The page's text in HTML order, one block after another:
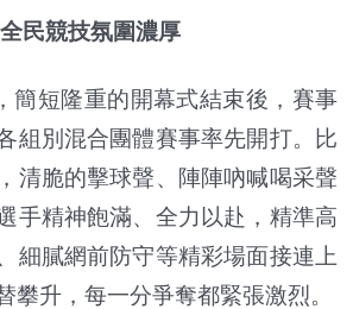
民競技氛圍濃厚
短隆重的開幕式結束後，賽事
組別混合團體賽事率先開打。比
清脆的擊球聲、陣陣吶喊喝采聲
手精神飽滿、全力以赴，精準高
細膩網前防守等精彩場面接連上
攀升，每一分爭奪都緊張激烈。